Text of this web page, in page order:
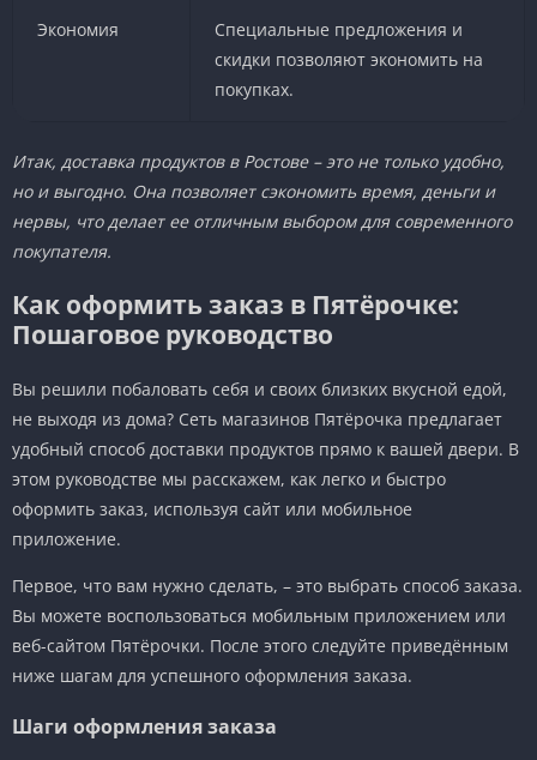
Экономия
Специальные предложения и
скидки позволяют экономить на
покупках.
Итак, доставка продуктов в Ростове – это не только удобно,
но и выгодно. Она позволяет сэкономить время, деньги и
нервы, что делает ее отличным выбором для современного
покупателя.
Как оформить заказ в Пятёрочке:
Пошаговое руководство
Вы решили побаловать себя и своих близких вкусной едой,
не выходя из дома? Сеть магазинов Пятёрочка предлагает
удобный способ доставки продуктов прямо к вашей двери. В
этом руководстве мы расскажем, как легко и быстро
оформить заказ, используя сайт или мобильное
приложение.
Первое, что вам нужно сделать, – это выбрать способ заказа.
Вы можете воспользоваться мобильным приложением или
веб-сайтом Пятёрочки. После этого следуйте приведённым
ниже шагам для успешного оформления заказа.
Шаги оформления заказа